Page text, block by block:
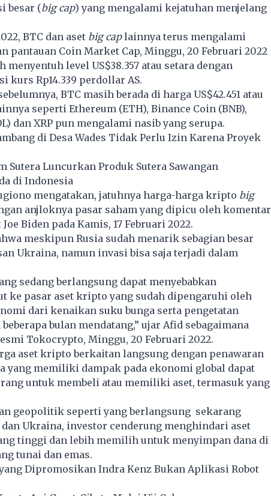
besar (big cap) yang mengalami kejatuhan menjelang
BTC dan aset big caplainnya terus mengalami
pantauan Coin Market Cap, Minggu, 20 Februari 2022
menyentuh level US$38.357 atau setara dengan
kurs Rp14.339 perdollar AS.
BTC masih berada di harga US$42.451 atau
seperti Ethereum (ETH), Binance Coin (BNB),
dan XRP pun mengalami nasib yang serupa.
di Desa Wades Tidak Perlu Izin Karena Proyek
Sutera Luncurkan Produk Sutera Sawangan
di Indonesia
mengatakan, jatuhnya harga-harga kripto big
anjloknya pasar saham yang dipicu oleh komentar
Biden pada Kamis, 17 Februari 2022.
meskipun Rusia sudah menarik sebagian besar
Ukraina, namun invasi bisa saja terjadi dalam
sedang berlangsung dapat menyebabkan
ke pasar aset kripto yang sudah dipengaruhi oleh
dari kenaikan suku bunga serta pengetatan
bulan mendatang,” ujar Afid sebagaimana
Tokocrypto, Minggu, 20 Februari 2022.
aset kripto berkaitan langsung dengan penawaran
yang memiliki dampak pada ekonomi global dapat
untuk membeli atau memiliki aset, termasuk yang
geopolitik seperti yang berlangsung sekarang
Ukraina, investor cenderung menghindari aset
tinggi dan lebih memilih untuk menyimpan dana di
tunai dan emas.
Dipromosikan Indra Kenz Bukan Aplikasi Robot